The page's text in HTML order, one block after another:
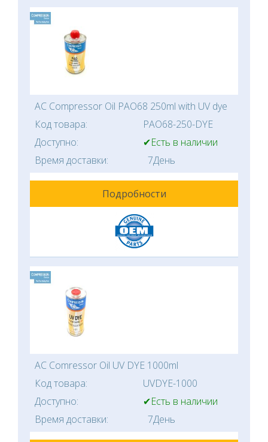
AC Compressor Oil PAO68 250ml with UV dye
Код товара:
PAO68-250-DYE
Доступно:
✔Есть в наличии
Время доставки:
7День
Подробности
AC Comressor Oil UV DYE 1000ml
Код товара:
UVDYE-1000
Доступно:
✔Есть в наличии
Время доставки:
7День